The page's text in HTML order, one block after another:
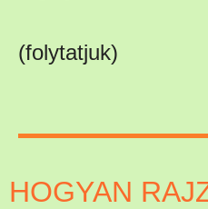
(folytatjuk)
HOGYAN